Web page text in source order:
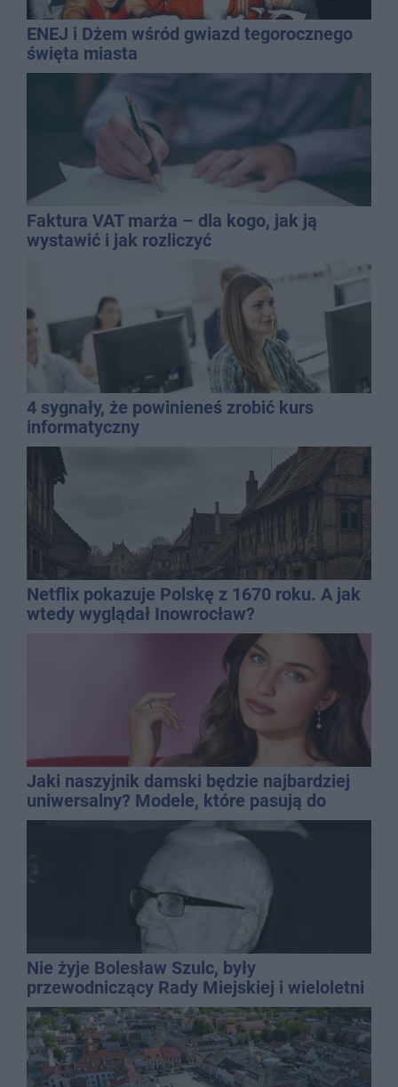
ENEJ i Dżem wśród gwiazd tegorocznego
święta miasta
Faktura VAT marża – dla kogo, jak ją
wystawić i jak rozliczyć
4 sygnały, że powinieneś zrobić kurs
informatyczny
Netflix pokazuje Polskę z 1670 roku. A jak
wtedy wyglądał Inowrocław?
Jaki naszyjnik damski będzie najbardziej
uniwersalny? Modele, które pasują do
wielu stylizacji
Nie żyje Bolesław Szulc, były
przewodniczący Rady Miejskiej i wieloletni
dyrektor SP 14